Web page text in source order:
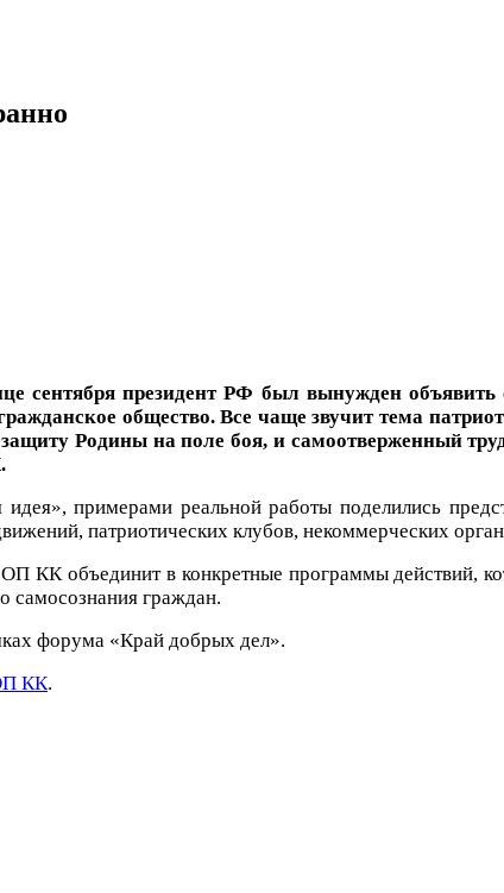
сентября президент РФ был вынужден
общество. Все чаще звучит тема
Родины на поле боя, и самоотверженный
примерами реальной работы поделились
патриотических клубов, некоммерческих
КК объединит в конкретные программы действий,
самосознания граждан.
форума «Край добрых дел».
КК.